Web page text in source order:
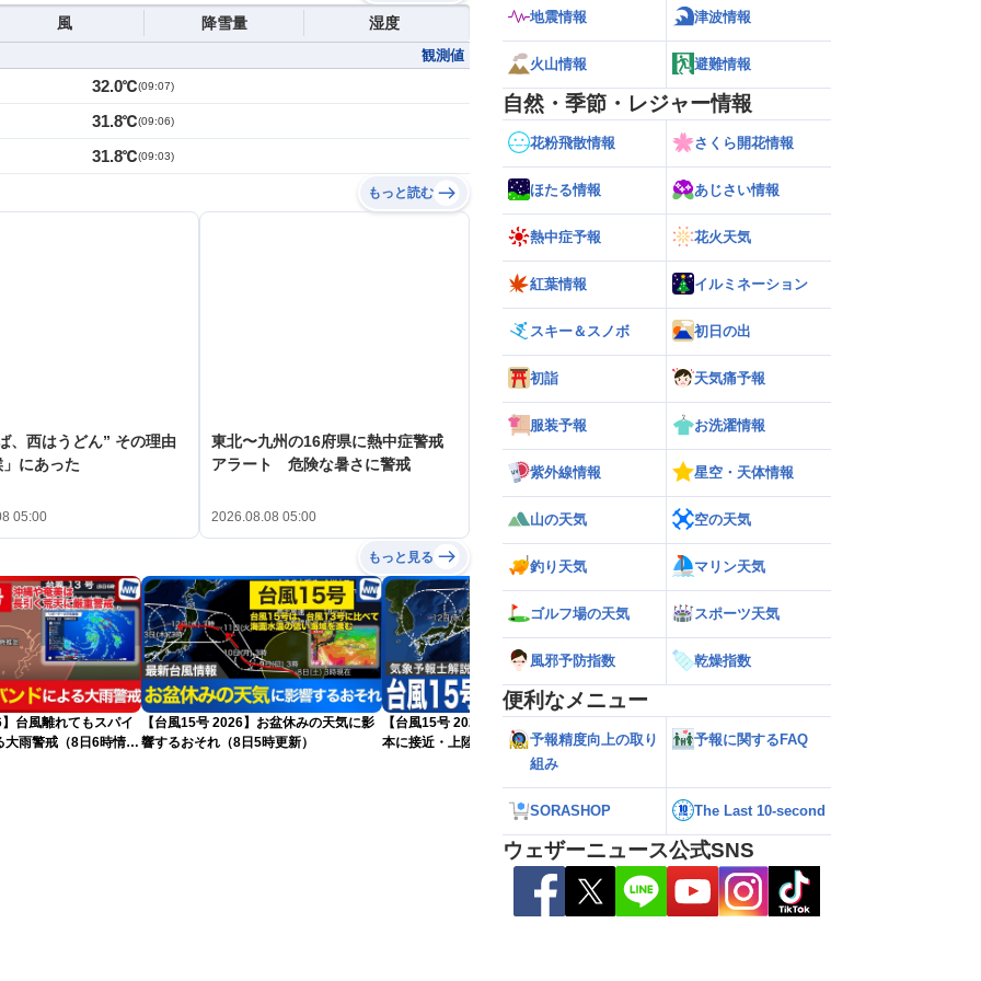
風 降雪量 湿度
観測値
32.0℃(09:07)
31.8℃(09:06)
31.8℃(09:03)
もっと読む
、西はうどん” その理由
にあった
05:00
東北〜九州の16府県に熱中症警戒
アラート 危険な暑さに警戒
2026.08.08 05:00
もっと見る
台風離れてもスパイ
大雨警戒（8日6時情
【台風15号 2026】お盆休みの天気に影
響するおそれ（8日5時更新）
【台風15号 2026】今後の進路は？北日
本に接近・上陸する可能性も（7日22時
【台風13号 2026】雨風の影響はいつま
で続く？／ウェザーニュース気象予報士
地震情報 津波情報
火山情報 避難情報
自然・季節・レジャー情報
花粉飛散情報 さくら開花情報
ほたる情報 あじさい情報
熱中症予報 花火天気
紅葉情報 イルミネーション
スキー＆スノボ 初日の出
初詣 天気痛予報
服装予報 お洗濯情報
紫外線情報 星空・天体情報
山の天気 空の天気
釣り天気 マリン天気
ゴルフ場の天気 スポーツ天気
風邪予防指数 乾燥指数
便利なメニュー
予報精度向上の取り
組み
予報に関するFAQ
SORASHOP The Last 10-second
ウェザーニュース公式SNS